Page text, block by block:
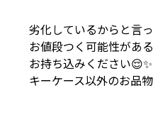
劣化しているからと言
お値段つく可能性があ
お持ち込みください😌✨
キーケース以外のお品